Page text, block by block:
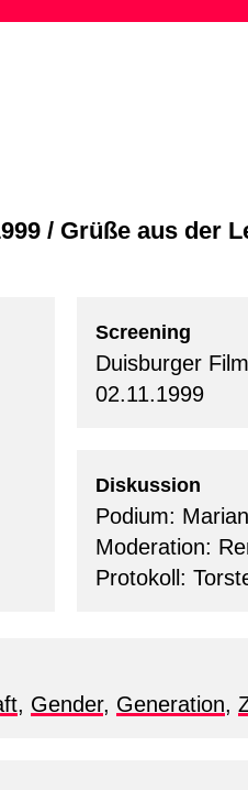
/ Grüße aus der
Screening
Duisburger
02.11.1999
Diskussion
Podium:
Moderation:
Protokoll:
, Gender, Generation,